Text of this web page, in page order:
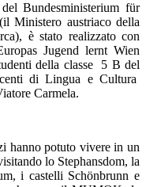
Bundesministerium für
Ministero austriaco della
è stato realizzato con
Jugend lernt Wien
della classe 5 B del
di Lingua e Cultura
Carmela.
hanno potuto vivere in un
lo Stephansdom, la
i castelli Schönbrunn e